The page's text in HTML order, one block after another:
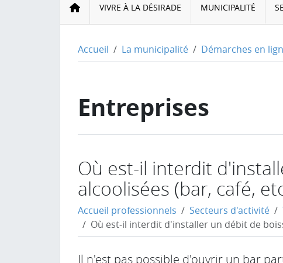
AccueilVIVRE À LA DÉSIRADE MUNICIPALITÉ
Accueil La municipalité Démarches en
Entreprises
Où est-il interdit
alcoolisées (bar, café,
Accueil professionnels Secteurs d'activité
Où est-il interdit d'installer un débit de
Il n'est pas possible d'ouvrir un bar